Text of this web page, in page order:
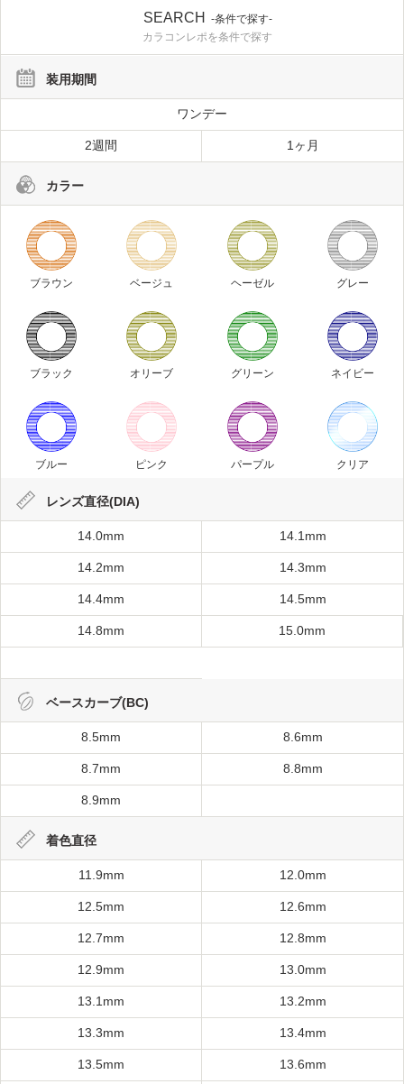
SEARCH
-条件で探す-
カラコンレポを条件で探す
装用期間
ワンデー
2週間 1ヶ月
カラー
ブラウン ベージュ ヘーゼル グレー
ブラック オリーブ グリーン ネイビー
ブルー ピンク パープル クリア
レンズ直径(DIA)
14.0mm 14.1mm
14.2mm 14.3mm
14.4mm 14.5mm
14.8mm 15.0mm
ベースカーブ(BC)
8.5mm 8.6mm
8.7mm 8.8mm
8.9mm
着色直径
11.9mm 12.0mm
12.5mm 12.6mm
12.7mm 12.8mm
12.9mm 13.0mm
13.1mm 13.2mm
13.3mm 13.4mm
13.5mm 13.6mm